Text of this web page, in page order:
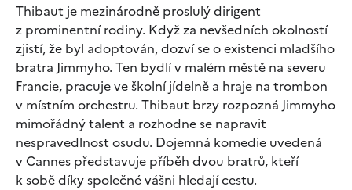
Thibaut je mezinárodně proslulý dirigent
z prominentní rodiny. Když za nevšedních okolností
zjistí, že byl adoptován, dozví se o existenci mladšího
bratra Jimmyho. Ten bydlí v malém městě na severu
Francie, pracuje ve školní jídelně a hraje na trombon
v místním orchestru. Thibaut brzy rozpozná Jimmyho
mimořádný talent a rozhodne se napravit
nespravedlnost osudu. Dojemná komedie uvedená
v Cannes představuje příběh dvou bratrů, kteří
k sobě díky společné vášni hledají cestu.